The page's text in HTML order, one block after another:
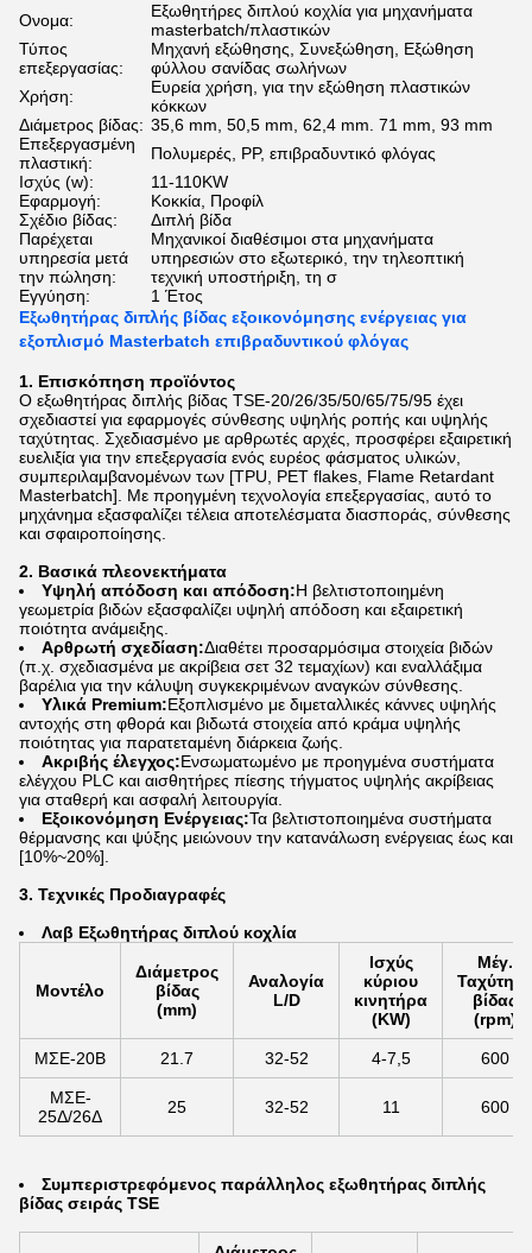
Ονομα:
Εξωθητήρες διπλού κοχλία για μηχανήματα
masterbatch/πλαστικών
Τύπος
επεξεργασίας:
Μηχανή εξώθησης, Συνεξώθηση, Εξώθηση
φύλλου σανίδας σωλήνων
Χρήση:
Ευρεία χρήση, για την εξώθηση πλαστικών
κόκκων
Διάμετρος βίδας: 35,6 mm, 50,5 mm, 62,4 mm. 71 mm, 93 mm
Επεξεργασμένη
πλαστική:
Πολυμερές, PP, επιβραδυντικό φλόγας
Ισχύς (w):
11-110KW
Εφαρμογή:
Κοκκία, Προφίλ
Σχέδιο βίδας:
Διπλή βίδα
Παρέχεται
υπηρεσία μετά
την πώληση:
Μηχανικοί διαθέσιμοι στα μηχανήματα
υπηρεσιών στο εξωτερικό, την τηλεοπτική
τεχνική υποστήριξη, τη σ
Εγγύηση:
1 Έτος
Εξωθητήρας διπλής βίδας εξοικονόμησης ενέργειας για
εξοπλισμό Masterbatch επιβραδυντικού φλόγας
1. Επισκόπηση προϊόντος
Ο εξωθητήρας διπλής βίδας TSE-20/26/35/50/65/75/95 έχει
σχεδιαστεί για εφαρμογές σύνθεσης υψηλής ροπής και υψηλής
ταχύτητας. Σχεδιασμένο με αρθρωτές αρχές, προσφέρει εξαιρετική
ευελιξία για την επεξεργασία ενός ευρέος φάσματος υλικών,
συμπεριλαμβανομένων των [TPU, PET flakes, Flame Retardant
Masterbatch]. Με προηγμένη τεχνολογία επεξεργασίας, αυτό το
μηχάνημα εξασφαλίζει τέλεια αποτελέσματα διασποράς, σύνθεσης
και σφαιροποίησης.
2. Βασικά πλεονεκτήματα
Υψηλή απόδοση και απόδοση:Η βελτιστοποιημένη
γεωμετρία βιδών εξασφαλίζει υψηλή απόδοση και εξαιρετική
ποιότητα ανάμειξης.
Αρθρωτή σχεδίαση:Διαθέτει προσαρμόσιμα στοιχεία βιδών
(π.χ. σχεδιασμένα με ακρίβεια σετ 32 τεμαχίων) και εναλλάξιμα
βαρέλια για την κάλυψη συγκεκριμένων αναγκών σύνθεσης.
Υλικά Premium:Εξοπλισμένο με διμεταλλικές κάννες υψηλής
αντοχής στη φθορά και βιδωτά στοιχεία από κράμα υψηλής
ποιότητας για παρατεταμένη διάρκεια ζωής.
Ακριβής έλεγχος:Ενσωματωμένο με προηγμένα συστήματα
ελέγχου PLC και αισθητήρες πίεσης τήγματος υψηλής ακρίβειας
για σταθερή και ασφαλή λειτουργία.
Εξοικονόμηση Ενέργειας:Τα βελτιστοποιημένα συστήματα
θέρμανσης και ψύξης μειώνουν την κατανάλωση ενέργειας έως και
[10%~20%].
3. Τεχνικές Προδιαγραφές
Λαβ Εξωθητήρας διπλού κοχλία
Μοντέλο
Διάμετρος
βίδας
(mm)
Αναλογία
L/D
Ισχύς
κύριου
κινητήρα
(KW)
Μέγ.
Ταχύτητα
βίδας
(rpm)
ΜΣΕ-20Β 21.7 32-52 4-7,5 600
ΜΣΕ-
25Δ/26Δ
25 32-52 11 600
Συμπεριστρεφόμενος παράλληλος εξωθητήρας διπλής
βίδας σειράς TSE